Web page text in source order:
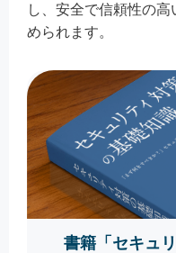
し、安全で信頼性の
められます。
書籍「セキュ